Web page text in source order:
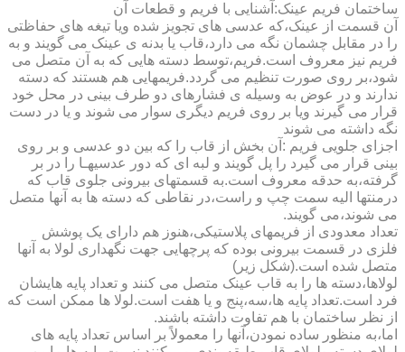
ساختمان فریم عینک:آشنایی با فریم و قطعات آن
آن قسمت از عینک،که عدسی های تجویز شده ویا تیغه های حفاظتی
را در مقابل چشمان نگه می دارد،قاب یا بدنه ی عینک می گویند و به
فریم نیز معروف است.فریم،توسط دسته هایی که به آن متصل می
شود،بر روی صورت تنظیم می گردد.فریمهایی هم هستند که دسته
ندارند و در عوض به وسیله ی فشارهای دو طرف بینی در محل خود
قرار می گیرند ویا بر روی فریم دیگری سوار می شوند و یا در دست
نگه داشته می شوند
اجزای جلویی فریم :آن بخش از قاب را که بین دو عدسی و بر روی
بینی قرار می گیرد را پل گویند و لبه ای که دور عدسیهـا را در بر
گرفته،به حدقه معروف است.به قسمتهای بیرونی جلوی قاب که
درمنتها الیه سمت چپ و راست،در نقاطی که دسته ها به آنها متصل
می شوند،می گویند.
تعداد معدودی از فریمهای پلاستیکی،هنوز هم دارای یک پوشش
فلزی در قسمت بیرونی بوده که پرچهایی جهت نگهداری لولا به آنها
متصل شده است.(شکل زیر)
لولاها،دسته ها را به قاب عینک متصل می کنند و تعداد پایه هایشان
فرد است.تعداد پایه ها،سه،پنج و یا هفت است.لولا ها ممکن است که
از نظر ساختمان با هم تفاوت داشته باشند.
اما،به منظور ساده نمودن،آنها را معمولاً بر اساس تعداد پایه های